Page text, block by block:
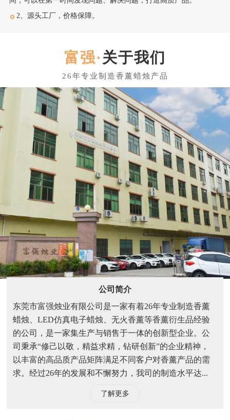
2、源头工厂，价格保障。
关于我们
公司简介
东莞市富强烛业有限公司是一家有着26年专业制造香薰
蜡烛、LED仿真电子蜡烛、无火香薰等香薰衍生品经验
的公司，是一家集生产与销售于一体的创新型企业。公
司秉承“修己以敬，精益求精，钻研创新”的企业精神，
以丰富的高品质产品矩阵满足不同客户对香薰产品的需
求。经过26年的发展和不懈努力，我司的制造水平达...
了解更多